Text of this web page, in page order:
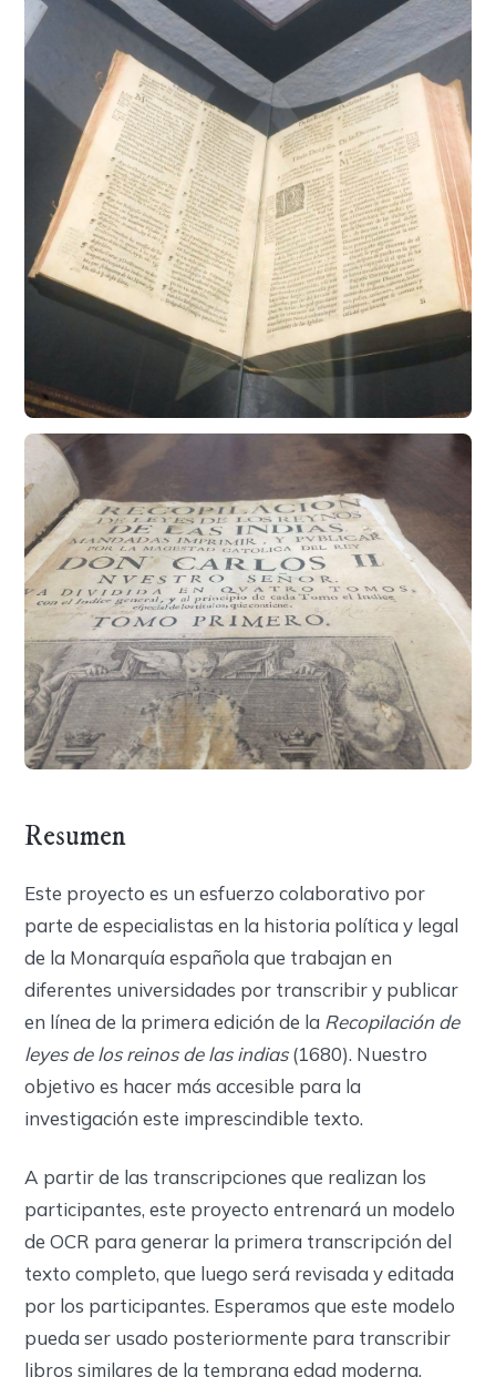
Resumen
Este proyecto es un esfuerzo colaborativo por
parte de especialistas en la historia política y legal
de la Monarquía española que trabajan en
diferentes universidades por transcribir y publicar
en línea de la primera edición de la Recopilación de
leyes de los reinos de las indias(1680). Nuestro
objetivo es hacer más accesible para la
investigación este imprescindible texto.
A partir de las transcripciones que realizan los
participantes, este proyecto entrenará un modelo
de OCR para generar la primera transcripción del
texto completo, que luego será revisada y editada
por los participantes. Esperamos que este modelo
pueda ser usado posteriormente para transcribir
libros similares de la temprana edad moderna.